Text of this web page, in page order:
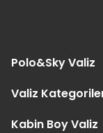
Polo&Sky Valiz
Valiz
Kabin Boy Valiz